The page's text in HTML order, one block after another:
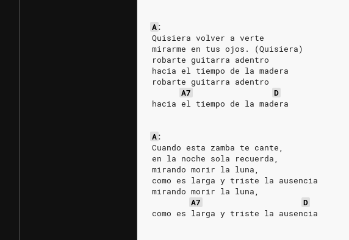
A:
Quisiera volver a verte
mirarme en tus ojos. (Quisiera)
robarte guitarra adentro
hacia el tiempo de la madera
robarte guitarra adentro
A7
D
hacia el tiempo de la madera
A:
Cuando esta zamba te cante,
en la noche sola recuerda,
mirando morir la luna,
como es larga y triste la ausencia
mirando morir la luna,
A7
D
como es larga y triste la ausencia